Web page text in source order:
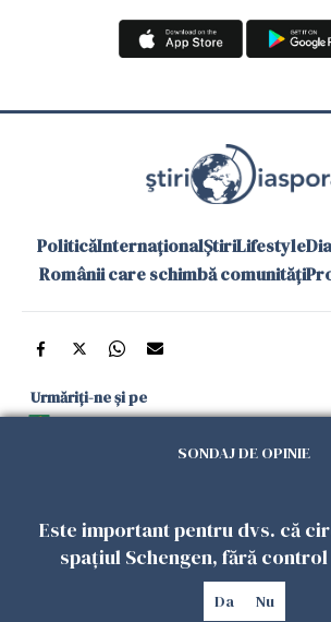
PoliticăInternaționalȘtiriLifestyle
Românii care schimbă comunități
Urmăriți-ne și pe
și în aplicațiile mobile
Politica de
confidențialitate
Politica
Gestionați
preferințele
SONDAJ DE OPINIE
Este important pentru dvs. că
spațiul Schengen, fără
Da Nu